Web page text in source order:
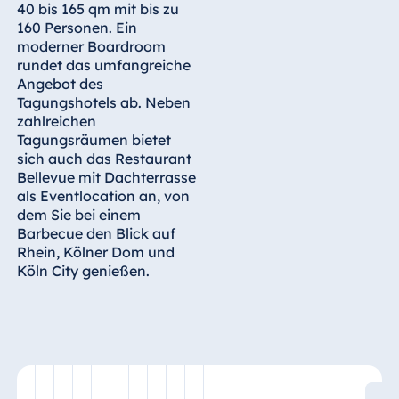
Malta
Antonine Hotel &
Spa Malta
Mauritius
Resort & Spa
Mauritius
40 bis 165 qm mit bis zu
160 Personen. Ein
moderner Boardroom
rundet das umfangreiche
Angebot des
Tagungshotels ab. Neben
zahlreichen
Tagungsräumen bietet
sich auch das Restaurant
Bellevue mit Dachterrasse
als Eventlocation an, von
dem Sie bei einem
Barbecue den Blick auf
Rhein, Kölner Dom und
Köln City genießen.